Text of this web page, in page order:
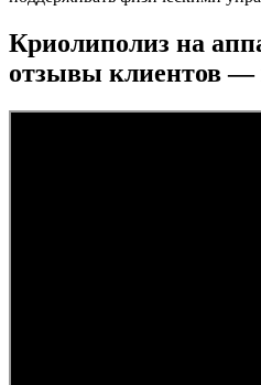
Криолиполиз на
отзывы клиентов —